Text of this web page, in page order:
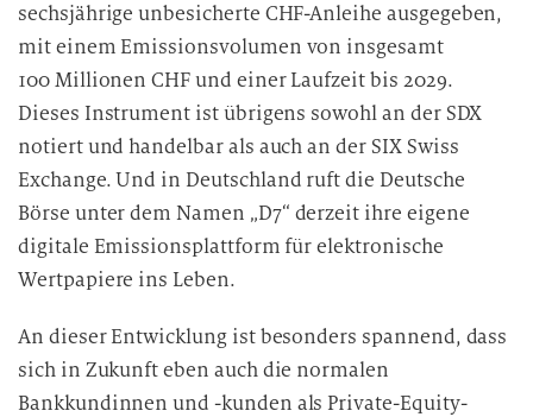
sechsjährige unbesicherte CHF-Anleihe ausgegeben,
mit einem Emissionsvolumen von insgesamt
100 Millionen CHF und einer Laufzeit bis 2029.
Dieses Instrument ist übrigens sowohl an der SDX
notiert und handelbar als auch an der SIX Swiss
Exchange. Und in Deutschland ruft die Deutsche
Börse unter dem Namen „D7“ derzeit ihre eigene
digitale Emissionsplattform für elektronische
Wertpapiere ins Leben.
An dieser Entwicklung ist besonders spannend, dass
sich in Zukunft eben auch die normalen
Bankkundinnen und -kunden als Private-Equity-